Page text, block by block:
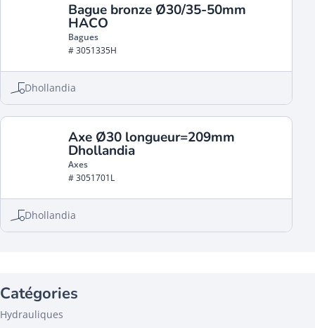
Bague bronze Ø30/35-50mm
HACO
Bagues
# 3051335H
Dhollandia
Axe Ø30 longueur=209mm
Dhollandia
Axes
# 3051701L
Dhollandia
Catégories
Hydrauliques